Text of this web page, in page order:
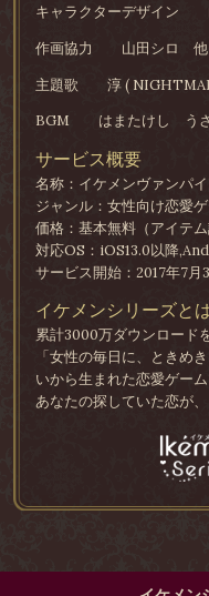
キャラクターデザイン
作画協力
山田シロ 他
主題歌
淳 (
BGM
はまたけし う
サービス概要
名称：イケメンヴァンパ
ジャンル：女性向け恋愛
価格：基本無料（アイテム
対応OS：iOS13.0以降
サービス開始：2017年7月
イケメンシリーズと
累計3000万ダウンロード
「女性の毎日に、ときめ
いから生まれた恋愛ゲーム
あなたの探していた恋が